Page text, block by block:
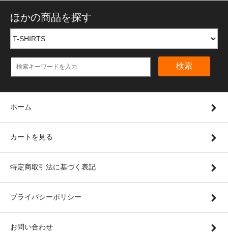
ほかの商品を探す
検索
ホーム
カートを見る
特定商取引法に基づく表記
プライバシーポリシー
お問い合わせ